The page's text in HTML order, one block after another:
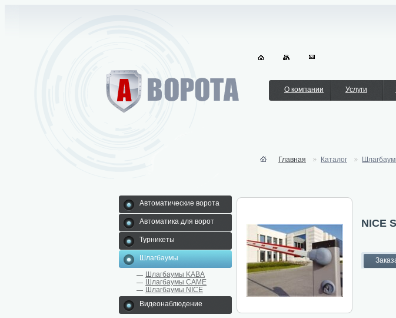
О компании
Услуги
Автоматические ворота
Автоматика для ворот
Турникеты
Шлагбаумы
Шлагбаумы KABA
Шлагбаумы CAME
Шлагбаумы NICE
Видеонаблюдение
Главная Каталог
NICE